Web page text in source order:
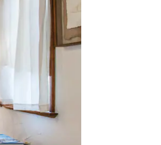
ich preskúmať pomocou dotykových gest či